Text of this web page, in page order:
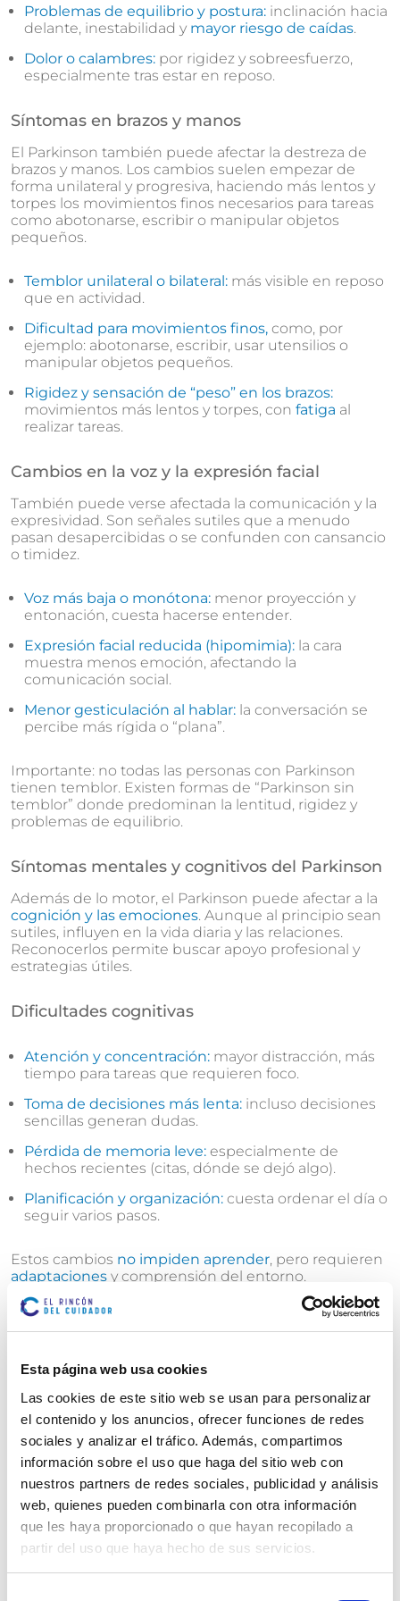
Esta página web usa cookies
Las cookies de este sitio web se usan para personalizar
el contenido y los anuncios, ofrecer funciones de redes
sociales y analizar el tráfico. Además, compartimos
información sobre el uso que haga del sitio web con
nuestros partners de redes sociales, publicidad y análisis
web, quienes pueden combinarla con otra información
que les haya proporcionado o que hayan recopilado a
partir del uso que haya hecho de sus servicios.
Problemas de equilibrio y postura: inclinación hacia
delante, inestabilidad y mayor riesgo de caídas.
Dolor o calambres: por rigidez y sobreesfuerzo,
especialmente tras estar en reposo.
Síntomas en brazos y manos
El Parkinson también puede afectar la destreza de
brazos y manos. Los cambios suelen empezar de
forma unilateral y progresiva, haciendo más lentos y
torpes los movimientos finos necesarios para tareas
como abotonarse, escribir o manipular objetos
pequeños.
Temblor unilateral o bilateral: más visible en reposo
que en actividad.
Dificultad para movimientos finos, como, por
ejemplo: abotonarse, escribir, usar utensilios o
manipular objetos pequeños.
Rigidez y sensación de “peso” en los brazos:
movimientos más lentos y torpes, con fatiga al
realizar tareas.
Cambios en la voz y la expresión facial
También puede verse afectada la comunicación y la
expresividad. Son señales sutiles que a menudo
pasan desapercibidas o se confunden con cansancio
o timidez.
Voz más baja o monótona: menor proyección y
entonación, cuesta hacerse entender.
Expresión facial reducida (hipomimia): la cara
muestra menos emoción, afectando la
comunicación social.
Menor gesticulación al hablar: la conversación se
percibe más rígida o “plana”.
Importante: no todas las personas con Parkinson
tienen temblor. Existen formas de “Parkinson sin
temblor” donde predominan la lentitud, rigidez y
problemas de equilibrio.
Síntomas mentales y cognitivos del Parkinson
Además de lo motor, el Parkinson puede afectar a la
cognición y las emociones. Aunque al principio sean
sutiles, influyen en la vida diaria y las relaciones.
Reconocerlos permite buscar apoyo profesional y
estrategias útiles.
Dificultades cognitivas
Atención y concentración: mayor distracción, más
tiempo para tareas que requieren foco.
Toma de decisiones más lenta: incluso decisiones
sencillas generan dudas.
Pérdida de memoria leve: especialmente de
hechos recientes (citas, dónde se dejó algo).
Planificación y organización: cuesta ordenar el día o
seguir varios pasos.
Estos cambios no impiden aprender, pero requieren
adaptaciones y comprensión del entorno.
Cambios emocionales y conductuales
Depresión, ansiedad, apatía:
enfermedad.
Alteraciones del sueño:
insomnio, despertares,
somnolencia diurna.
Irritabilidad o cambios de humor:variaciones que
sorprenden a la familia.
Alucinaciones y confusión
Suelen aparecer enfases avanzadaso por